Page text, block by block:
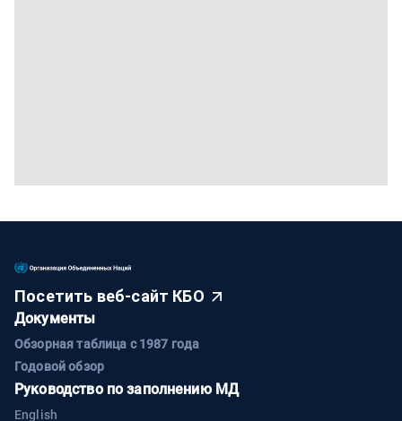
Посетить веб-сайт КБО
Документы
Обзорная таблица с 1987 года
Годовой обзор
Руководство по заполнению МД
English